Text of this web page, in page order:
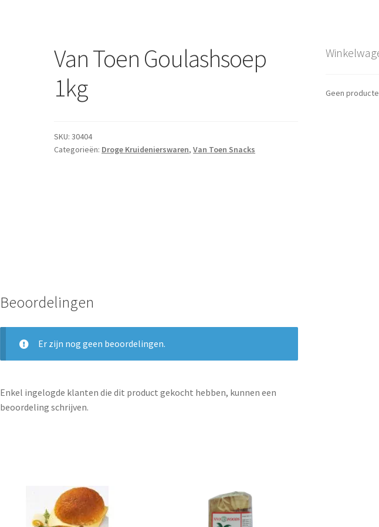
Van Toen Goulashsoep
1kg
SKU:30404
Categorieën: Droge Kruidenierswaren,Van Toen Snacks
Beoordelingen
Er zijn nog geen beoordelingen.
Enkel ingelogde klanten die dit product gekocht hebben, kunnen een
beoordeling schrijven.
Geen